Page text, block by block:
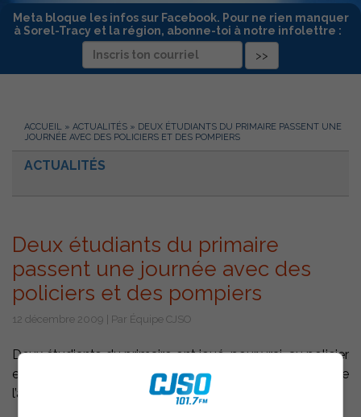
Meta bloque les infos sur Facebook. Pour ne rien manquer
à Sorel-Tracy et la région, abonne-toi à notre infolettre :
ACCUEIL » ACTUALITÉS » DEUX ÉTUDIANTS DU PRIMAIRE PASSENT UNE
JOURNÉE AVEC DES POLICIERS ET DES POMPIERS
ACTUALITÉS
Deux étudiants du primaire
passent une journée avec des
policiers et des pompiers
12 décembre 2009 | Par Équipe CJSO
Deux étudiants du primaire ont joué, pour vrai, au policier
et au pompier, le temps d’une journée, dans le cadre de
l’activité annuelle ’’Policier-pompier d’un jour’’.